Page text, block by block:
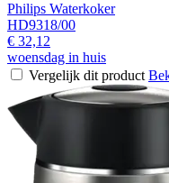
Philips Waterkoker
HD9318/00
€ 32,12
woensdag in huis
Vergelijk dit product